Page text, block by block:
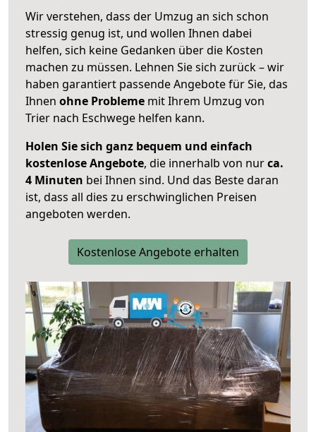
Wir verstehen, dass der Umzug an sich schon
stressig genug ist, und wollen Ihnen dabei
helfen, sich keine Gedanken über die Kosten
machen zu müssen. Lehnen Sie sich zurück – wir
haben garantiert passende Angebote für Sie, das
Ihnen ohne Probleme mit Ihrem Umzug von
Trier nach Eschwege helfen kann.
Holen Sie sich ganz bequem und einfach
kostenlose Angebote, die innerhalb von nurca.
4 Minuten bei Ihnen sind. Und das Beste daran
ist, dass all dies zu erschwinglichen Preisen
angeboten werden.
Kostenlose Angebote erhalten